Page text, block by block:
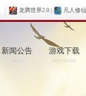
龙腾世界2.0 凡人修
新闻公告
NEWS
游戏下载
DOWNLOAD